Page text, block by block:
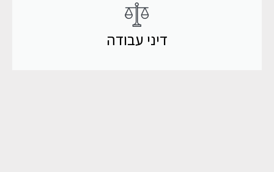
דיני עבודה